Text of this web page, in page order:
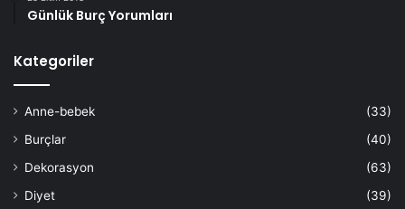
Günlük Burç Yorumları
Kategoriler
Anne-bebek
(33)
Burçlar
(40)
Dekorasyon
(63)
Diyet
(39)